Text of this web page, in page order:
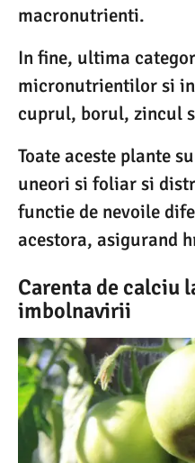
macronutrienti.
In fine, ultima
micronutrientilor si
cuprul, borul, zincul
Toate aceste plante
uneori si foliar si
functie de nevoile
acestora, asigurand
Carenta de calciu
imbolnavirii